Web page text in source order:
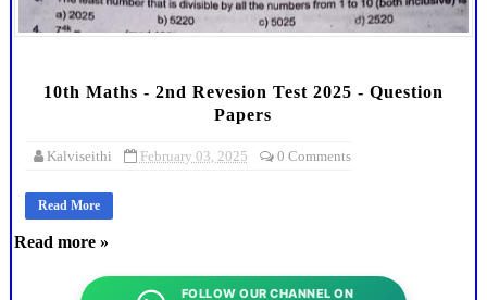
10th Maths - 2nd Revesion Test 2025 - Question
Papers
Kalviseithi February 03, 2025 0 Comments
Read More
Read more »
FOLLOW OUR CHANNEL ON